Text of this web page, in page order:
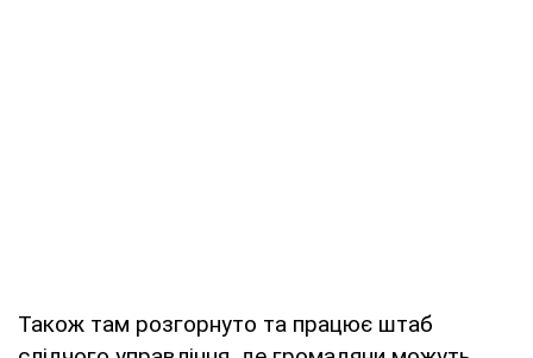
Також там розгорнуто та працює штаб